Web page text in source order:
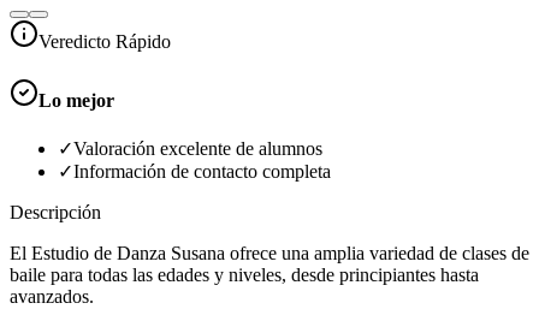
Veredicto Rápido
Lo mejor
✓Valoración excelente de alumnos
✓Información de contacto completa
Descripción
El Estudio de Danza Susana ofrece una amplia variedad de clases de
baile para todas las edades y niveles, desde principiantes hasta
avanzados.